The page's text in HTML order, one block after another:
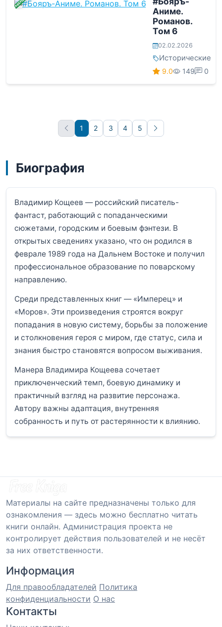
Аниме.
Романов.
Том 6
02.02.2026
Исторические
9.0 149 0
1 2 3 4 5
Вперёд
Биография
Владимир Кощеев — российский писатель-
фантаст, работающий с попаданческими
сюжетами, городским и боевым фэнтези. В
открытых сведениях указано, что он родился в
феврале 1989 года на Дальнем Востоке и получил
профессиональное образование по поварскому
направлению.
Среди представленных книг — «Имперец» и
«Моров». Эти произведения строятся вокруг
попадания в новую систему, борьбы за положение
и столкновения героя с миром, где статус, сила и
знания быстро становятся вопросом выживания.
Манера Владимира Кощеева сочетает
приключенческий темп, боевую динамику и
практичный взгляд на развитие персонажа.
Автору важны адаптация, внутренняя
собранность и путь от растерянности к влиянию.
Материалы на сайте предназначены только для
ознакомления — здесь можно бесплатно читать
книги онлайн. Администрация проекта не
контролирует действия пользователей и не несёт
за них ответственности.
Информация
Для правообладателей Политика
конфиденциальности О нас
Контакты